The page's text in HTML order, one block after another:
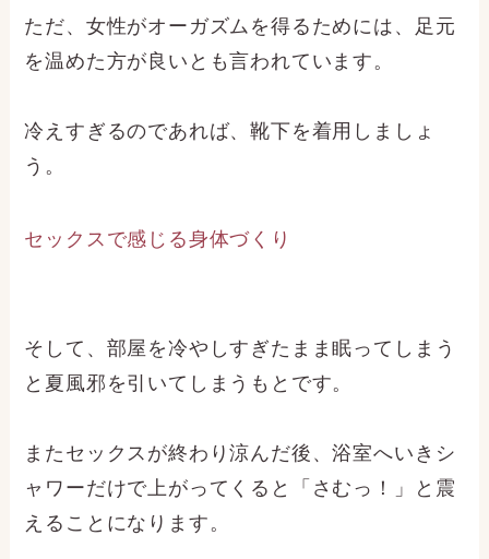
ただ、女性がオーガズムを得るためには、足元
を温めた方が良いとも言われています。
冷えすぎるのであれば、靴下を着用しましょ
う。
セックスで感じる身体づくり
そして、部屋を冷やしすぎたまま眠ってしまう
と夏風邪を引いてしまうもとです。
またセックスが終わり涼んだ後、浴室へいきシ
ャワーだけで上がってくると「さむっ！」と震
えることになります。